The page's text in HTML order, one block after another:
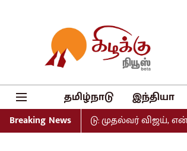
தமிழ்நாடு இந்தியா
Breaking News
வெளியீடு: முதல்வர் விஜய், என்.